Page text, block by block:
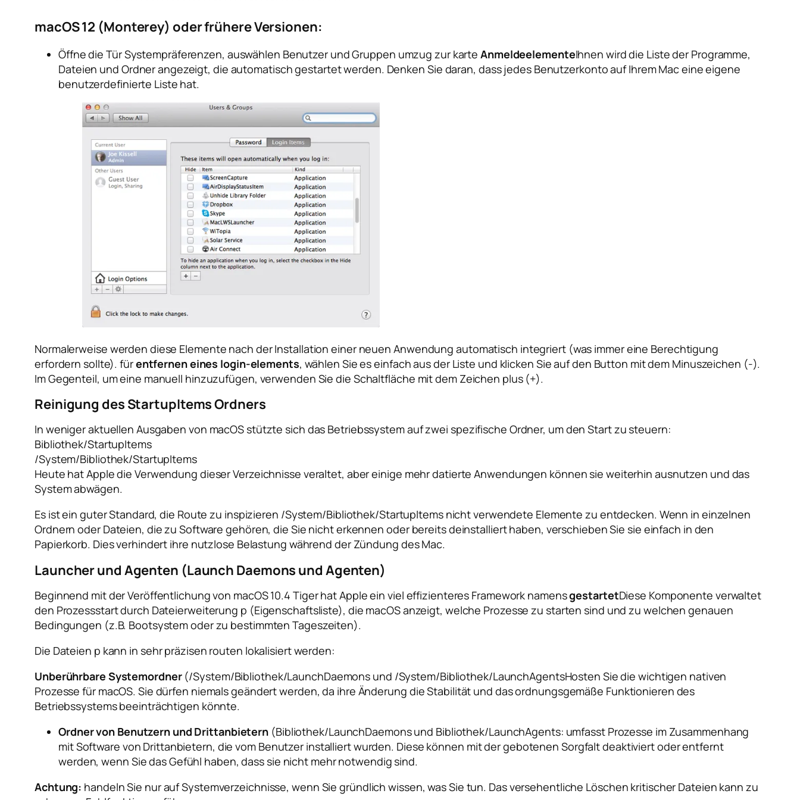
macOS 12 (Monterey) oder frühere Versionen:
Öffne die TürSystempräferenzen, auswählen Benutzer und Gruppen umzug zur karteAnmeldeelementeIhnen wird die Liste der Programme,
Dateien und Ordner angezeigt, die automatisch gestartet werden. Denken Sie daran, dass jedes Benutzerkonto auf Ihrem Mac eine eigene
benutzerdefinierte Liste hat.
Normalerweise werden diese Elemente nach der Installation einer neuen Anwendung automatisch integriert (was immer eine Berechtigung
erfordern sollte). fürentfernen eines login-elements, wählen Sie es einfach aus der Liste und klicken Sie auf den Button mit dem Minuszeichen (-).
Im Gegenteil, um eine manuell hinzuzufügen, verwenden Sie die Schaltfläche mit dem Zeichen plus (+).
Reinigung des StartupItems Ordners
In weniger aktuellen Ausgaben von macOS stützte sich das Betriebssystem auf zwei spezifische Ordner, um den Start zu steuern:
Bibliothek/StartupItems
/System/Bibliothek/StartupItems
Heute hat Apple die Verwendung dieser Verzeichnisse veraltet, aber einige mehr datierte Anwendungen können sie weiterhin ausnutzen und das
System abwägen.
Es ist ein guter Standard, die Route zu inspizieren /System/Bibliothek/StartupItemsnicht verwendete Elemente zu entdecken. Wenn in einzelnen
Ordnern oder Dateien, die zu Software gehören, die Sie nicht erkennen oder bereits deinstalliert haben, verschieben Sie sie einfach in den
Papierkorb. Dies verhindert ihre nutzlose Belastung während der Zündung des Mac.
Launcher und Agenten (Launch Daemons und Agenten)
Beginnend mit der Veröffentlichung von macOS 10.4 Tiger hat Apple ein viel effizienteres Framework namensgestartetDiese Komponente verwaltet
den Prozessstart durch Dateierweiterung p (Eigenschaftsliste), die macOS anzeigt, welche Prozesse zu starten sind und zu welchen genauen
Bedingungen (z.B. Bootsystem oder zu bestimmten Tageszeiten).
Die Dateien p kann in sehr präzisen routen lokalisiert werden:
Unberührbare Systemordner(/System/Bibliothek/LaunchDaemons und /System/Bibliothek/LaunchAgentsHosten Sie die wichtigen nativen
Prozesse für macOS. Sie dürfen niemals geändert werden, da ihre Änderung die Stabilität und das ordnungsgemäße Funktionieren des
Betriebssystems beeinträchtigen könnte.
Ordner von Benutzern und Drittanbietern (Bibliothek/LaunchDaemonsund Bibliothek/LaunchAgents: umfasst Prozesse im Zusammenhang
mit Software von Drittanbietern, die vom Benutzer installiert wurden. Diese können mit der gebotenen Sorgfalt deaktiviert oder entfernt
werden, wenn Sie das Gefühl haben, dass sie nicht mehr notwendig sind.
Achtung: handeln Sie nur auf Systemverzeichnisse, wenn Sie gründlich wissen, was Sie tun. Das versehentliche Löschen kritischer Dateien kann zu